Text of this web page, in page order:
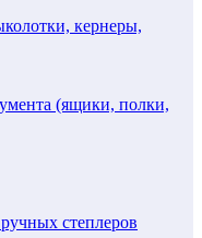
кернеры,
(ящики, полки,
степлеров